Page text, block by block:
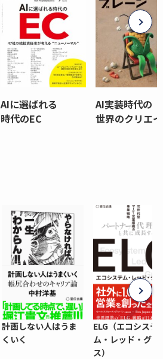
AIに選ばれる
時代のEC
AI実装時代の
世界のクリエ
計画しない人はうま
くいく
ELG（エコシステ
ム・レッド・グロ
ス）